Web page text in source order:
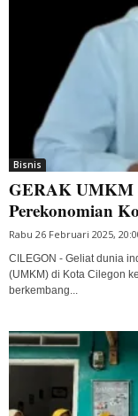
Bisnis
GERAK UMKM
Perekonomian
Rabu 26 Februari 2025,
CILEGON - Geliat dunia
(UMKM) di Kota Cilegon
berkembang...